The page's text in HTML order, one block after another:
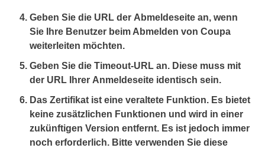
Geben Sie die URL der Abmeldeseite an, wenn
Sie Ihre Benutzer beim Abmelden von Coupa
weiterleiten möchten.
Geben Sie die Timeout-URL an. Diese muss mit
der URL Ihrer Anmeldeseite identisch sein.
Das Zertifikat ist eine veraltete Funktion. Es bietet
keine zusätzlichen Funktionen und wird in einer
zukünftigen Version entfernt. Es ist jedoch immer
noch erforderlich. Bitte verwenden Sie diese